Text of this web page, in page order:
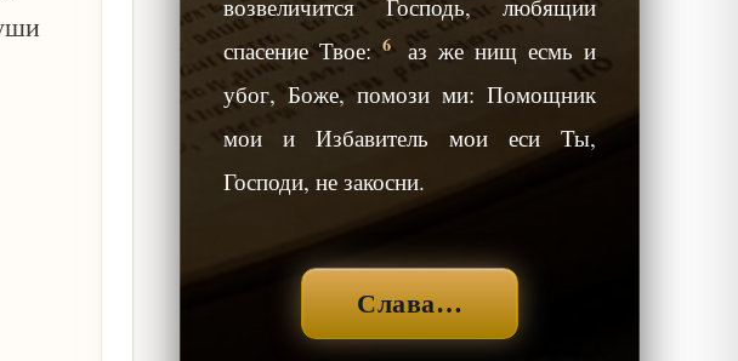
возвеличится Господь, любящии
спасение Твое:6
аз же нищ есмь и
убог, Боже, помози ми: Помощник
мои и Избавитель мои еси Ты,
Господи, не закосни.
Слава…